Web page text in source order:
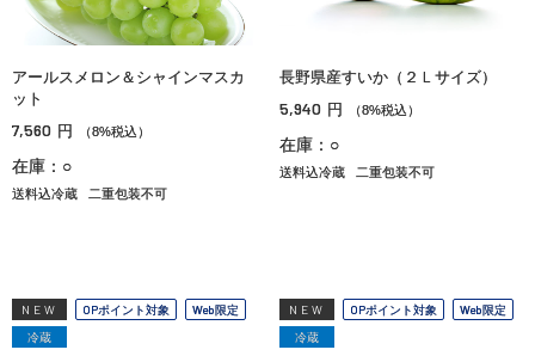
アールスメロン＆シャインマスカ
ット
7,560 円 （8%税込）
在庫：○
送料込冷蔵 二重包装不可
長野県産すいか（２Ｌサイズ）
5,940 円 （8%税込）
在庫：○
送料込冷蔵 二重包装不可
NEW OPポイント対象
Web限定
冷蔵
NEW OPポイント対象
Web限定
冷蔵